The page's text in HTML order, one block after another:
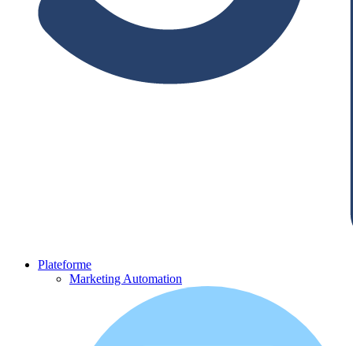
Plateforme
Marketing Automation